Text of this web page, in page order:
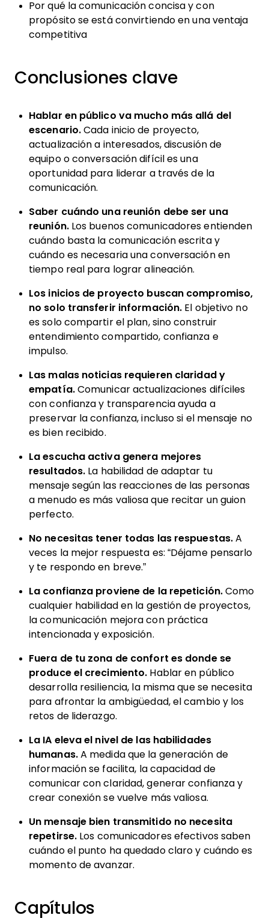
Por qué la comunicación concisa y con
propósito se está convirtiendo en una ventaja
competitiva
Conclusiones clave
Hablar en público va mucho más allá del
escenario. Cada inicio de proyecto,
actualización a interesados, discusión de
equipo o conversación difícil es una
oportunidad para liderar a través de la
comunicación.
Saber cuándo una reunión debe ser una
reunión.Los buenos comunicadores entienden
cuándo basta la comunicación escrita y
cuándo es necesaria una conversación en
tiempo real para lograr alineación.
Los inicios de proyecto buscan compromiso,
no solo transferir información. El objetivo no
es solo compartir el plan, sino construir
entendimiento compartido, confianza e
impulso.
Las malas noticias requieren claridad y
empatía.Comunicar actualizaciones difíciles
con confianza y transparencia ayuda a
preservar la confianza, incluso si el mensaje no
es bien recibido.
La escucha activa genera mejores
resultados. La habilidad de adaptar tu
mensaje según las reacciones de las personas
a menudo es más valiosa que recitar un guion
perfecto.
No necesitas tener todas las respuestas. A
veces la mejor respuesta es: “Déjame pensarlo
y te respondo en breve.”
La confianza proviene de la repetición.Como
cualquier habilidad en la gestión de proyectos,
la comunicación mejora con práctica
intencionada y exposición.
Fuera de tu zona de confort es donde se
produce el crecimiento. Hablar en público
desarrolla resiliencia, la misma que se necesita
para afrontar la ambigüedad, el cambio y los
retos de liderazgo.
La IA eleva el nivel de las habilidades
humanas.A medida que la generación de
información se facilita, la capacidad de
comunicar con claridad, generar confianza y
crear conexión se vuelve más valiosa.
Un mensaje bien transmitido no necesita
repetirse. Los comunicadores efectivos saben
cuándo el punto ha quedado claro y cuándo es
momento de avanzar.
Capítulos